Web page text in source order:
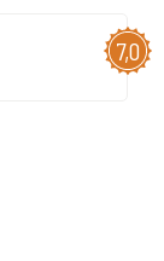
7,0